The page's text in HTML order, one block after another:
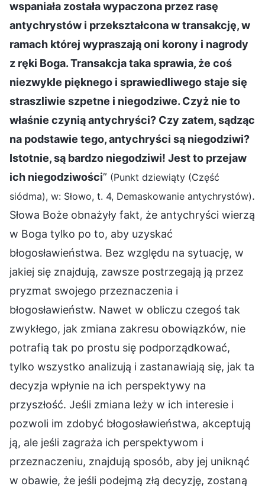
wspaniała została wypaczona przez rasę
antychrystów i przekształcona w transakcję, w
ramach której wypraszają oni korony i nagrody
z ręki Boga. Transakcja taka sprawia, że coś
niezwykle pięknego i sprawiedliwego staje się
straszliwie szpetne i niegodziwe. Czyż nie to
właśnie czynią antychryści? Czy zatem, sądząc
na podstawie tego, antychryści są niegodziwi?
Istotnie, są bardzo niegodziwi! Jest to przejaw
ich niegodziwości” (Punkt dziewiąty (Część
siódma), w: Słowo, t. 4, Demaskowanie antychrystów).
Słowa Boże obnażyły fakt, że antychryści wierzą
w Boga tylko po to, aby uzyskać
błogosławieństwa. Bez względu na sytuację, w
jakiej się znajdują, zawsze postrzegają ją przez
pryzmat swojego przeznaczenia i
błogosławieństw. Nawet w obliczu czegoś tak
zwykłego, jak zmiana zakresu obowiązków, nie
potrafią tak po prostu się podporządkować,
tylko wszystko analizują i zastanawiają się, jak ta
decyzja wpłynie na ich perspektywy na
przyszłość. Jeśli zmiana leży w ich interesie i
pozwoli im zdobyć błogosławieństwa, akceptują
ją, ale jeśli zagraża ich perspektywom i
przeznaczeniu, znajdują sposób, aby jej uniknąć
w obawie, że jeśli podejmą złą decyzję, zostaną